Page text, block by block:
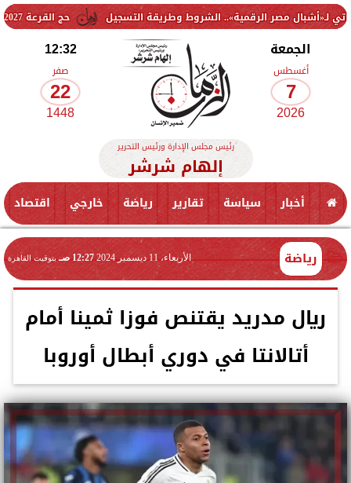
حج القرعة 2027.. الشروط وخطوات التقديم ومواعيد التسجيل الرسمية مصر الرقمية».. الشروط وطريقة التسجيل
الجمعة
أغسطس
7
2026
12:32
صفر
22
1448
رئيس مجلس الإدارة ورئيس التحرير
إلهام شرشر
أخبار سياسة تقارير رياضة خارجي اقتصاد
رياضة الأربعاء، 11 ديسمبر 2024 12:27 صـ بتوقيت القاهرة
ريال مدريد يقتنص فوزا ثمينا أمام
أتالانتا في دوري أبطال أوروبا